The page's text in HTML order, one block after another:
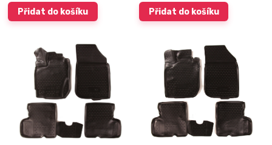
Přidat do košíku Přidat do košíku